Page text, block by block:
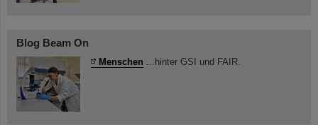
Blog Beam On
Menschen ...hinter GSI und FAIR.